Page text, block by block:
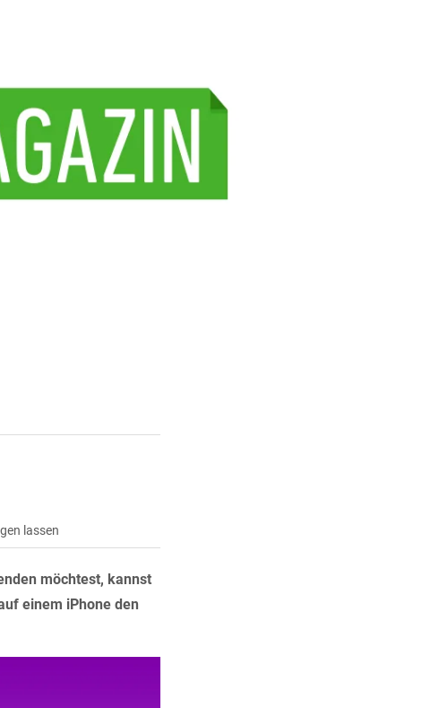
lassen
möchtest, kannst
einem iPhone den